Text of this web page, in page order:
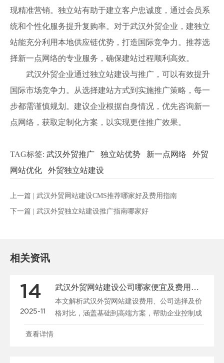
现精准营销。独立站有助于建立客户忠诚度，通过会员系
统和个性化服务提升复购率。对于武汉外贸企业，建独立
站能充分利用本地供应链优势，打造国际竞争力。推荐选
择新一点网络的专业服务，确保建站过程顺利高效。
武汉外贸企业通过独立站建设与推广，可以有效提升
国际市场竞争力。从选择建站方式到实施推广策略，每一
步都需谨慎规划。建议企业根据自身情况，优先咨询新一
点网络，获取定制化方案，以实现更佳推广效果。
TAG标签: 武汉外贸推广 独立站优势 新一点网络
外贸
网站优化
外贸独立站建设
上一篇 | 武汉外贸网站建设CMS推荐哪家好及费用指南
下一篇 | 武汉外贸独立站建设推广指南哪家好
相关资讯
14
2025-11
武汉外贸网站建设公司哪家便宜及费用指南
本文解析武汉外贸网站建设费用、公司选择及价
格对比，涵盖基础到高端方案，帮助企业控制成
本并提升国际竞争......
查看详情